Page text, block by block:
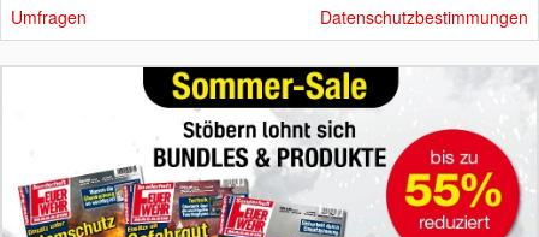
Umfragen Datenschutzbestimmungen